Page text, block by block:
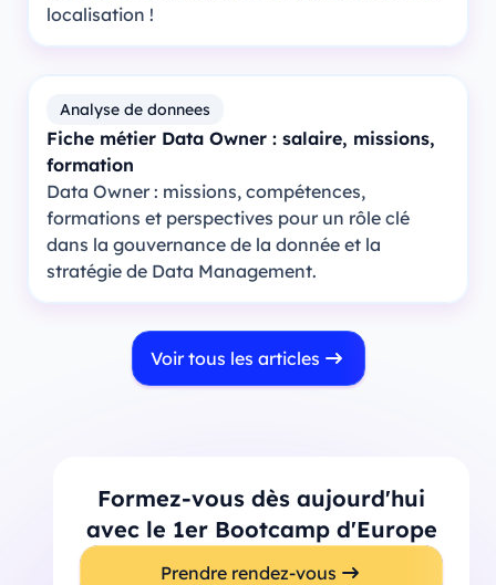
localisation !
Analyse de donnees
Fiche métier Data Owner : salaire, missions,
formation
Data Owner : missions, compétences,
formations et perspectives pour un rôle clé
dans la gouvernance de la donnée et la
stratégie de Data Management.
Voir tous les articles
Formez-vous dès aujourd'hui
avec le 1er Bootcamp d'Europe
Prendre rendez-vous